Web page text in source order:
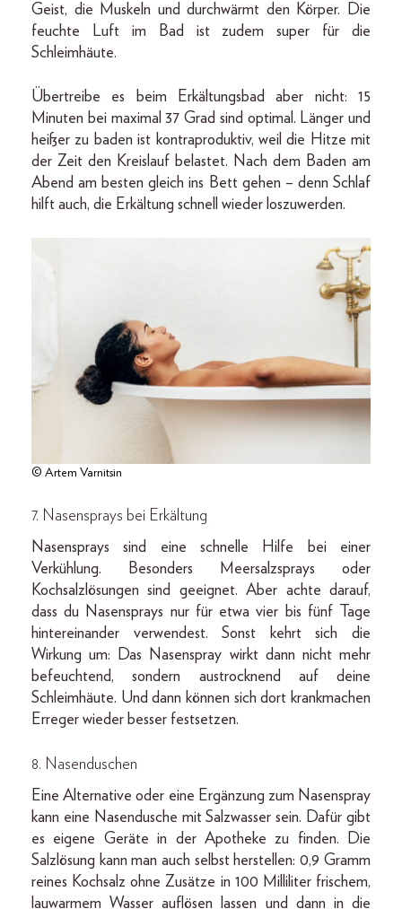
Geist, die Muskeln und durchwärmt den Körper. Die
feuchte Luft im Bad ist zudem super für die
Schleimhäute.
Übertreibe es beim Erkältungsbad aber nicht: 15
Minuten bei maximal 37 Grad sind optimal. Länger und
heißer zu baden ist kontraproduktiv, weil die Hitze mit
der Zeit den Kreislauf belastet. Nach dem Baden am
Abend am besten gleich ins Bett gehen – denn Schlaf
hilft auch, die Erkältung schnell wieder loszuwerden.
© Artem Varnitsin
7. Nasensprays bei Erkältung
Nasensprays sind eine schnelle Hilfe bei einer
Verkühlung. Besonders Meersalzsprays oder
Kochsalzlösungen sind geeignet. Aber achte darauf,
dass du Nasensprays nur für etwa vier bis fünf Tage
hintereinander verwendest. Sonst kehrt sich die
Wirkung um: Das Nasenspray wirkt dann nicht mehr
befeuchtend, sondern austrocknend auf deine
Schleimhäute. Und dann können sich dort krankmachen
Erreger wieder besser festsetzen.
8. Nasenduschen
Eine Alternative oder eine Ergänzung zum Nasenspray
kann eine Nasendusche mit Salzwasser sein. Dafür gibt
es eigene Geräte in der Apotheke zu finden. Die
Salzlösung kann man auch selbst herstellen: 0,9 Gramm
reines Kochsalz ohne Zusätze in 100 Milliliter frischem,
lauwarmem Wasser auflösen lassen und dann in die